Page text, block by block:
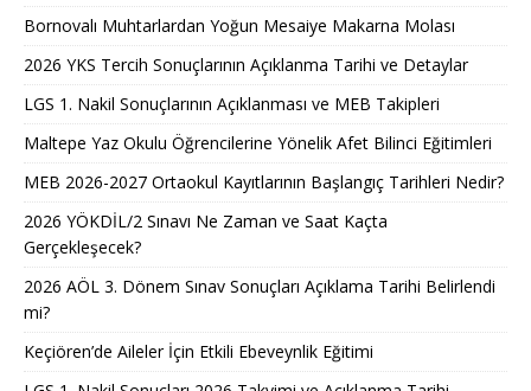
Bornovalı Muhtarlardan Yoğun Mesaiye Makarna Molası
2026 YKS Tercih Sonuçlarının Açıklanma Tarihi ve Detaylar
LGS 1. Nakil Sonuçlarının Açıklanması ve MEB Takipleri
Maltepe Yaz Okulu Öğrencilerine Yönelik Afet Bilinci Eğitimleri
MEB 2026-2027 Ortaokul Kayıtlarının Başlangıç Tarihleri Nedir?
2026 YÖKDİL/2 Sınavı Ne Zaman ve Saat Kaçta
Gerçekleşecek?
2026 AÖL 3. Dönem Sınav Sonuçları Açıklama Tarihi Belirlendi
mi?
Keçiören’de Aileler İçin Etkili Ebeveynlik Eğitimi